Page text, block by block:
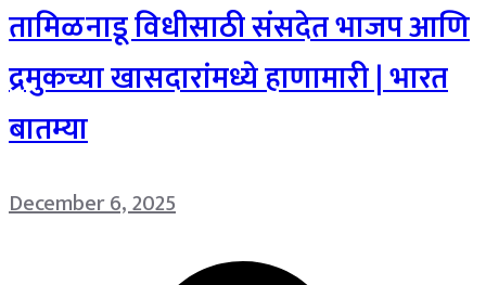
तामिळनाडू विधीसाठी संसदेत भाजप आणि
द्रमुकच्या खासदारांमध्ये हाणामारी | भारत
बातम्या
December 6, 2025